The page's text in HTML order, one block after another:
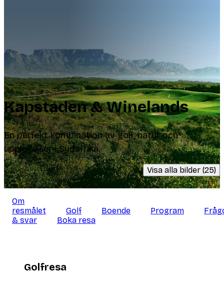
Kapstaden & Winelands
En perfekt kombination av golf, natur och
upplevelser i Sydafrika.
Visa alla bilder (25)
Om
resmålet
Golf Boende Program
& svar
Boka resa
Golfresa